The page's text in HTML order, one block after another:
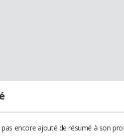
pas encore ajouté de résumé à son